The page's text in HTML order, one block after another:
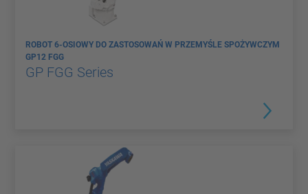
ROBOT 6-OSIOWY DO ZASTOSOWAŃ W PRZEMYŚLE SPOŻYWCZYM
GP12 FGG
GP FGG Series